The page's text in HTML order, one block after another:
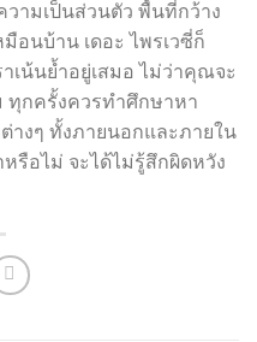
ามเป็นส่วนตัว พื้นที่กว้าง
อนบ้าน เดอะ ไพรเวซี่ก็
เน้นย้ำอยู่เสมอ ไม่ว่าคุณจะ
ทุกครั้งควรทำศึกษาหา
างๆ ทั้งภายนอกและภายใน
รือไม่ จะได้ไม่รู้สึกผิดหวัง